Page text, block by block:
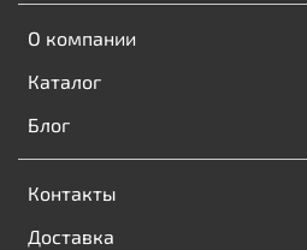
О компании
Каталог
Блог
Контакты
Доставка